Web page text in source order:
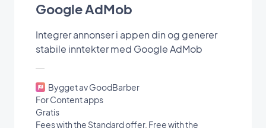
Google AdMob
Integrer annonser i appen din og generer
stabile inntekter med Google AdMob
Bygget av GoodBarber
For Content apps
Gratis
Fees with the Standard offer. Free with the